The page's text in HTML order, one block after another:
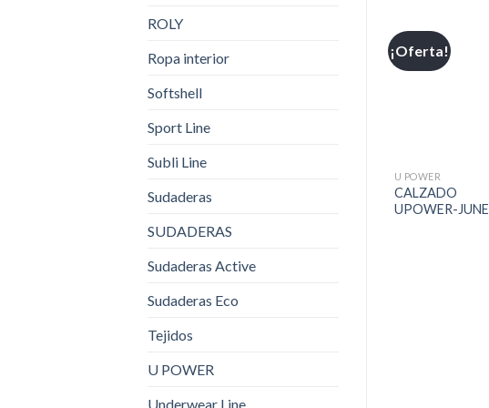
ROLY
Ropa interior
Softshell
Sport Line
Subli Line
Sudaderas
SUDADERAS
Sudaderas Active
Sudaderas Eco
Tejidos
U POWER
Underwear Line
¡Oferta!
U POWER
CALZADO
UPOWER-JUNE